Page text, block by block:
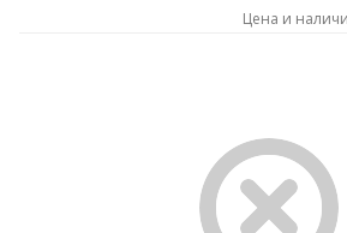
Цена и